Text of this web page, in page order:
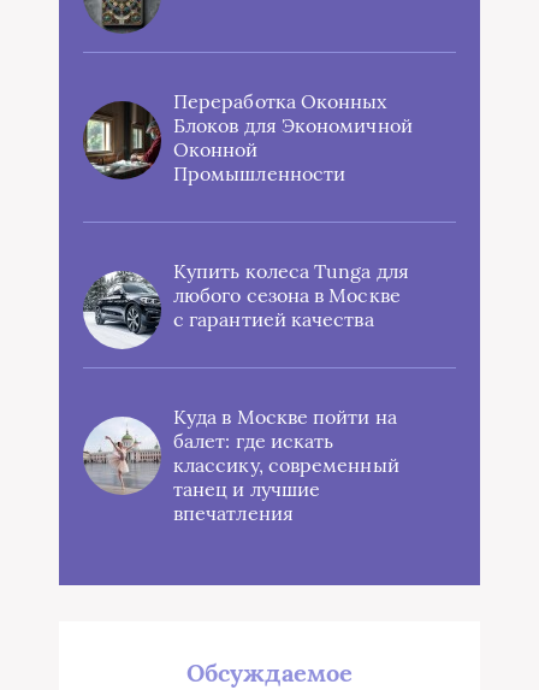
Переработка Оконных
Блоков для Экономичной
Оконной
Промышленности
Купить колеса Tunga для
любого сезона в Москве
с гарантией качества
Куда в Москве пойти на
балет: где искать
классику, современный
танец и лучшие
впечатления
Обсуждаемое